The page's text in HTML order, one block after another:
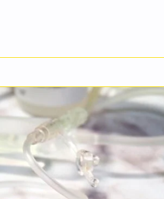
動いて、腎臓病と生きる